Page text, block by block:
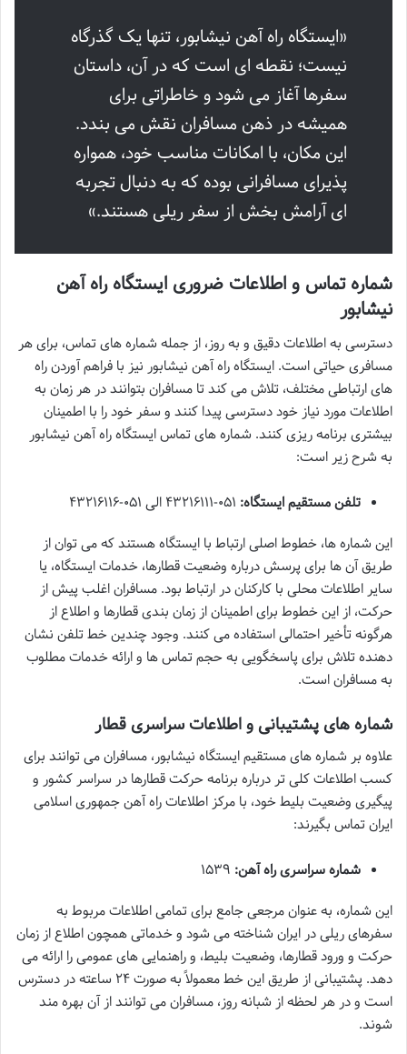
«ایستگاه راه آهن نیشابور، تنها یک گذرگاه
نیست؛ نقطه ای است که در آن، داستان
سفرها آغاز می شود و خاطراتی برای
همیشه در ذهن مسافران نقش می بندد.
این مکان، با امکانات مناسب خود، همواره
پذیرای مسافرانی بوده که به دنبال تجربه
ای آرامش بخش از سفر ریلی هستند.»
شماره تماس و اطلاعات ضروری ایستگاه راه آهن
نیشابور
دسترسی به اطلاعات دقیق و به روز، از جمله شماره های تماس، برای هر
مسافری حیاتی است. ایستگاه راه آهن نیشابور نیز با فراهم آوردن راه
های ارتباطی مختلف، تلاش می کند تا مسافران بتوانند در هر زمان به
اطلاعات مورد نیاز خود دسترسی پیدا کنند و سفر خود را با اطمینان
بیشتری برنامه ریزی کنند. شماره های تماس ایستگاه راه آهن نیشابور
به شرح زیر است:
تلفن مستقیم ایستگاه:
این شماره ها، خطوط اصلی ارتباط با ایستگاه هستند که می توان از
طریق آن ها برای پرسش درباره وضعیت قطارها، خدمات ایستگاه، یا
سایر اطلاعات محلی با کارکنان در ارتباط بود. مسافران اغلب پیش از
حرکت، از این خطوط برای اطمینان از زمان بندی قطارها و اطلاع از
هرگونه تأخیر احتمالی استفاده می کنند. وجود چندین خط تلفن نشان
دهنده تلاش برای پاسخگویی به حجم تماس ها و ارائه خدمات مطلوب
به مسافران است.
شماره های پشتیبانی و اطلاعات سراسری قطار
علاوه بر شماره های مستقیم ایستگاه نیشابور، مسافران می توانند برای
کسب اطلاعات کلی تر درباره برنامه حرکت قطارها در سراسر کشور و
پیگیری وضعیت بلیط خود، با مرکز اطلاعات راه آهن جمهوری اسلامی
ایران تماس بگیرند:
شماره سراسری راه آهن:
این شماره، به عنوان مرجعی جامع برای تمامی اطلاعات مربوط به
سفرهای ریلی در ایران شناخته می شود و خدماتی همچون اطلاع از زمان
حرکت و ورود قطارها، وضعیت بلیط، و راهنمایی های عمومی را ارائه می
دهد. پشتیبانی از طریق این خط معمولاً به صورت ۲۴ ساعته در دسترس
است و در هر لحظه از شبانه روز، مسافران می توانند از آن بهره مند
شوند.